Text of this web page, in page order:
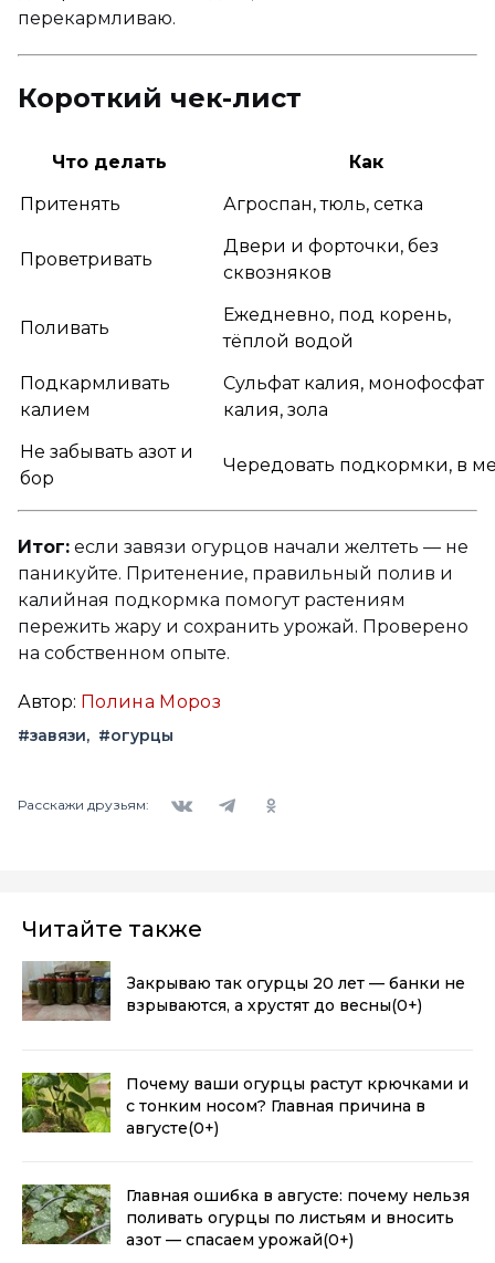
перекармливаю.
Короткий чек-лист
Что делать
Как
Притенять
Агроспан, тюль, сетка
Проветривать
Двери и форточки, без
сквозняков
Поливать
Ежедневно, под корень,
тёплой водой
Подкармливать
калием
Сульфат калия, монофосфат
калия, зола
Не забывать азот и
бор
Чередовать подкормки, в
Итог: если завязи огурцов начали желтеть — не
паникуйте. Притенение, правильный полив и
калийная подкормка помогут растениям
пережить жару и сохранить урожай. Проверено
на собственном опыте.
Автор: Полина Мороз
#завязи #огурцы
Расскажи друзьям:
Читайте также
Закрываю так огурцы 20 лет — банки не
взрываются, а хрустят до весны(0+)
Почему ваши огурцы растут крючками и
с тонким носом? Главная причина в
августе(0+)
Главная ошибка в августе: почему нельзя
поливать огурцы по листьям и вносить
азот — спасаем урожай(0+)